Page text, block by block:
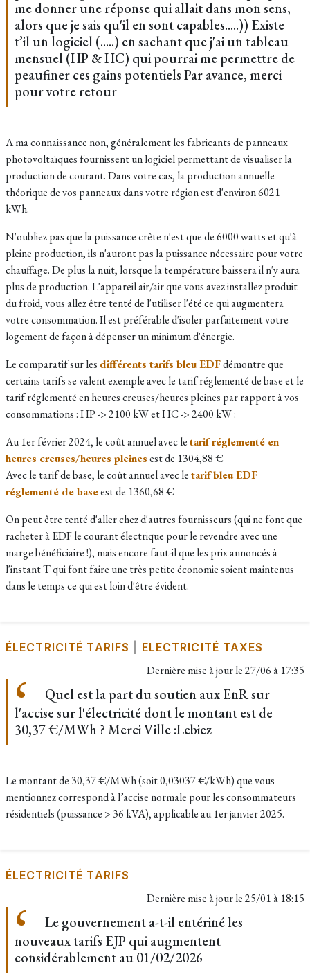
me donner une réponse qui allait dans mon sens,
alors que je sais qu'il en sont capables.....)) Existe
t’il un logiciel (.....) en sachant que j'ai un tableau
mensuel (HP & HC) qui pourrai me permettre de
peaufiner ces gains potentiels Par avance, merci
pour votre retour
A ma connaissance non, généralement les fabricants de panneaux
photovoltaïques fournissent un logiciel permettant de visualiser la
production de courant. Dans votre cas, la production annuelle
théorique de vos panneaux dans votre région est d'environ 6021
kWh.
N'oubliez pas que la puissance crête n'est que de 6000 watts et qu'à
pleine production, ils n'auront pas la puissance nécessaire pour votre
chauffage. De plus la nuit, lorsque la température baissera il n'y aura
plus de production. L'appareil air/air que vous avez installez produit
du froid, vous allez être tenté de l'utiliser l'été ce qui augmentera
votre consommation. Il est préférable d'isoler parfaitement votre
logement de façon à dépenser un minimum d'énergie.
Le comparatif sur les différents tarifs bleu EDFdémontre que
certains tarifs se valent exemple avec le tarif réglementé de base et le
tarif réglementé en heures creuses/heures pleines par rapport à vos
consommations : HP -> 2100 kW et HC -> 2400 kW :
Au 1er février 2024, le coût annuel avec letarif réglementé en
heures creuses/heures pleinesest de 1304,88 €
Avec le tarif de base, le coût annuel avec letarif bleu EDF
réglementé de baseest de 1360,68 €
On peut être tenté d'aller chez d'autres fournisseurs (qui ne font que
racheter à EDF le courant électrique pour le revendre avec une
marge bénéficiaire !), mais encore faut-il que les prix annoncés à
l'instant T qui font faire une très petite économie soient maintenus
dans le temps ce qui est loin d'être évident.
ÉLECTRICITÉ TARIFS ELECTRICITÉ TAXES
Dernière mise à jour le27/06 à 17:35
Quel est la part du soutien aux EnR sur
l'accise sur l'électricité dont le montant est de
30,37 €/MWh ? Merci Ville :Lebiez
Le montant de 30,37 €/MWh (soit 0,03037 €/kWh) que vous
mentionnez correspond à l’accise normale pour les consommateurs
résidentiels (puissance > 36 kVA), applicable au 1er janvier 2025.
ÉLECTRICITÉ TARIFS
Dernière mise à jour le25/01 à 18:15
Le gouvernement a-t-il entériné les
nouveaux tarifs EJP qui augmentent
considérablement au 01/02/2026